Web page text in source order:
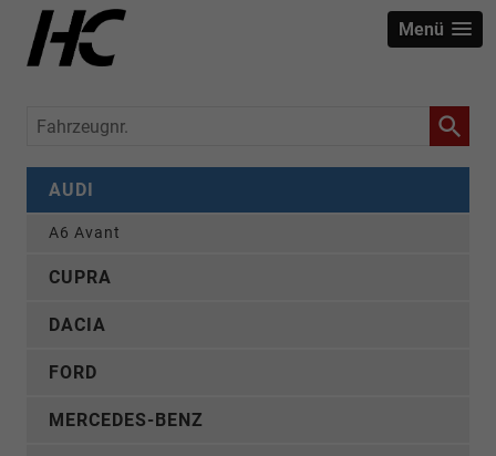
Menü
Fahrzeugnr.
AUDI
A6 Avant
CUPRA
DACIA
FORD
MERCEDES-BENZ